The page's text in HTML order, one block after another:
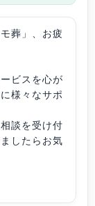
葬」、お疲
ビスを心が
様々なサポ
談を受け付
したらお気